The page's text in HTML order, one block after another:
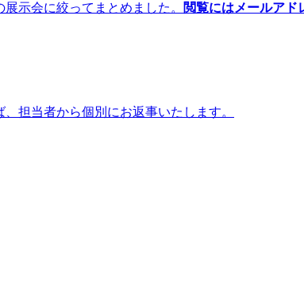
示会に絞ってまとめました。 閲覧にはメールアド
担当者から個別にお返事いたします。